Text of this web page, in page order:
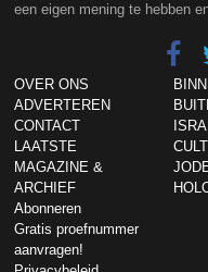
een eigen mening te hebben
OVER ONS
ADVERTEREN
CONTACT
LAATSTE
MAGAZINE &
ARCHIEF
Abonneren
Gratis proefnummer
aanvragen!